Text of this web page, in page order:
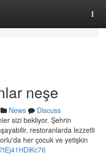
neşe
News
Discuss
sizi bekliyor. Şehrin
restoranlarda lezzetli
her çocuk ve yetişkin